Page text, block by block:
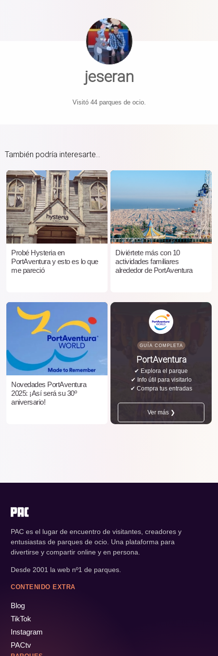
jeseran
Visitó 44 parques de ocio.
También podría interesarte...
Probé Hysteria en
PortAventura y esto es lo que
me pareció
Diviértete más con 10
actividades familiares
alrededor de PortAventura
Novedades PortAventura
2025: ¡Así será su 30º
aniversario!
GUÍA COMPLETA
PortAventura
✔ Explora el parque
✔ Info útil para visitarlo
✔ Compra tus entradas
Ver más ❯
PAC es el lugar de encuentro de visitantes, creadores y
entusiastas de parques de ocio. Una plataforma para
divertirse y compartir online y en persona.
Desde 2001 la web nº1 de parques.
CONTENIDO EXTRA
Blog
TikTok
Instagram
PACtv